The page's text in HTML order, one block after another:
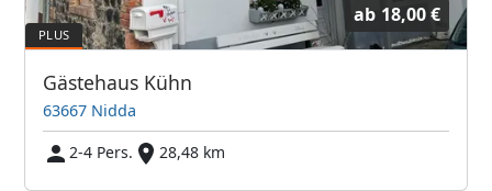
ab 18,00 €
Gästehaus Kühn
63667 Nidda
2-4 Pers.
28,48 km